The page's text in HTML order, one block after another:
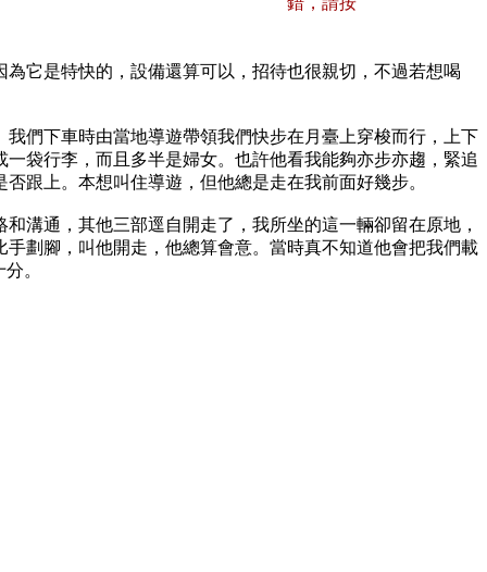
它是特快的，設備還算可以，招待也很親切，不過若想喝
們下車時由當地導遊帶領我們快步在月臺上穿梭而行，上下
袋行李，而且多半是婦女。也許他看我能夠亦步亦趨，緊追
跟上。本想叫住導遊，但他總是走在我前面好幾步。
通，其他三部逕自開走了，我所坐的這一輛卻留在原地，
劃腳，叫他開走，他總算會意。當時真不知道他會把我們載
。